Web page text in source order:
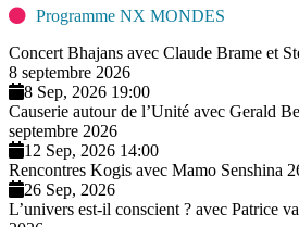
Programme NX MONDES
Concert Bhajans avec Claude Brame et
8 septembre 2026
8 Sep, 2026 19:00
Causerie autour de l’Unité avec Gerald
septembre 2026
12 Sep, 2026 14:00
Rencontres Kogis avec Mamo Senshina
26 Sep, 2026
L’univers est-il conscient ? avec Patrice